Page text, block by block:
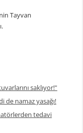
Tayvan
saklıyor!"
namaz yasağı!
tedavi